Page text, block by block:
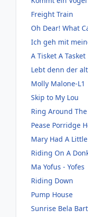
Freight Train
Oh Dear! What
Ich geh mit
A Tisket A Tasket
Lebt denn der
Molly Malone-L1
Skip to My Lou
Ring Around
Pease Porridge
Mary Had A
Riding On A
Ma Yofus - Yofes
Riding Down
Pump House
Sunrise Bela